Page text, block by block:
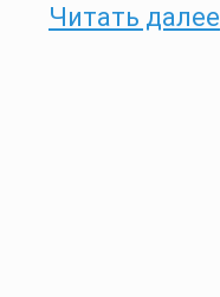
Читать далее